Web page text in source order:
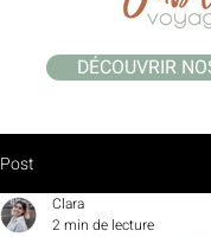
DÉCOUVRIR
Post
Clara
2 min de lecture